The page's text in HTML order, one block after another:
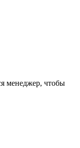
менеджер, чтобы